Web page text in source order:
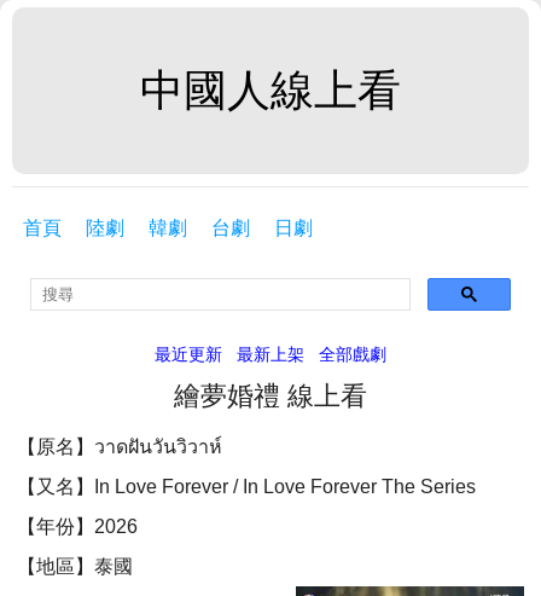
中國人線上看
首頁 陸劇 韓劇 台劇 日劇
最近更新 最新上架 全部戲劇
繪夢婚禮 線上看
【原名】วาดฝันวันวิวาห์
【又名】In Love Forever / In Love Forever The Series
【年份】2026
【地區】泰國